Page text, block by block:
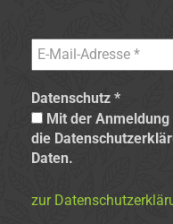
Datenschutz *
Mit der
die
Daten.
zur